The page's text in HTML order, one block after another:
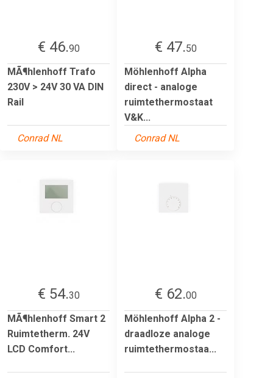
€ 46.90
MÃ¶hlenhoff Trafo
230V > 24V 30 VA DIN
Rail
Conrad NL
€ 47.50
Möhlenhoff Alpha
direct - analoge
ruimtethermostaat
V&K...
Conrad NL
€ 54.30
MÃ¶hlenhoff Smart 2
Ruimtetherm. 24V
LCD Comfort...
€ 62.00
Möhlenhoff Alpha 2 -
draadloze analoge
ruimtethermostaa...